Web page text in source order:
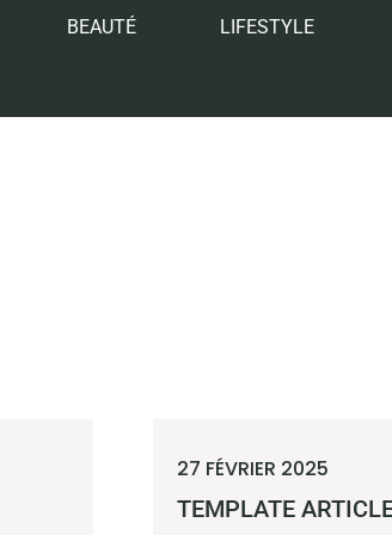
BEAUTÉ LIFESTYLE
27 FÉVRIER 2025
TEMPLATE